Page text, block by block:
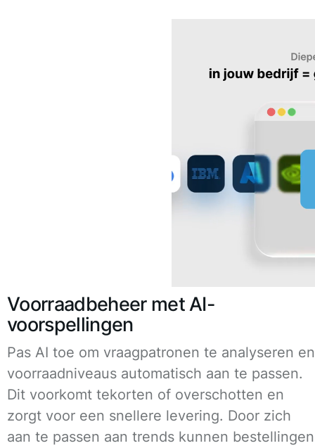
Voorraadbeheer met AI-
voorspellingen
Pas AI toe om vraagpatronen te analyseren en
voorraadniveaus automatisch aan te passen.
Dit voorkomt tekorten of overschotten en
zorgt voor een snellere levering. Door zich
aan te passen aan trends kunnen bestellingen